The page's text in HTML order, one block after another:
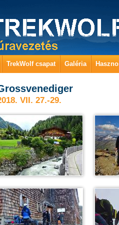
TrekWolf csapat Galéria
VII. 27.-29.